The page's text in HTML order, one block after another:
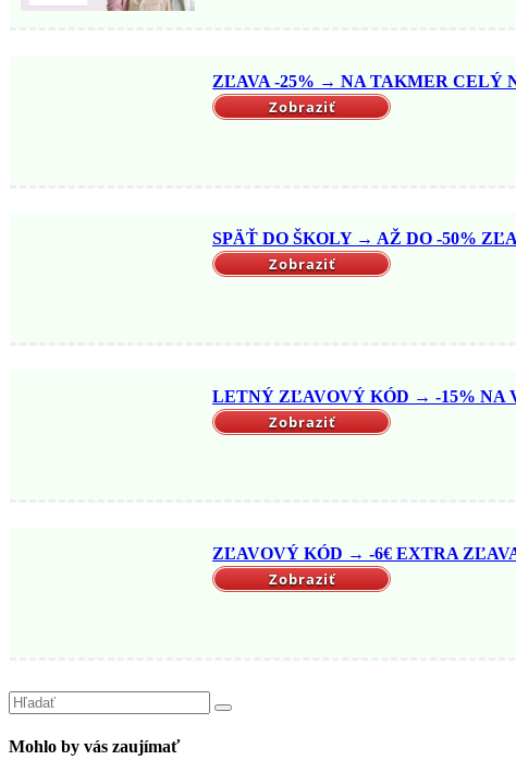
ZĽAVA -25% → NA TAKMER CELÝ
Zobraziť
SPÄŤ DO ŠKOLY → AŽ DO -50%
Zobraziť
LETNÝ ZĽAVOVÝ KÓD → -15% NA
Zobraziť
ZĽAVOVÝ KÓD → -6€ EXTRA
Zobraziť
Mohlo by vás zaujímať